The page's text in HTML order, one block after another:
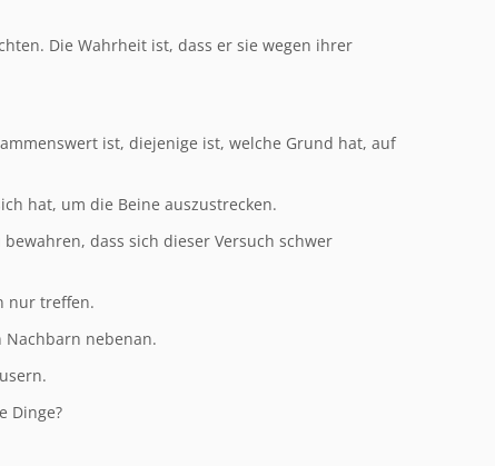
Die Wahrheit ist, dass er sie wegen ihrer
ist, diejenige ist, welche Grund hat, auf
hat, um die Beine auszustrecken.
dass sich dieser Versuch schwer
nur treffen.
Nachbarn nebenan.
Dinge?